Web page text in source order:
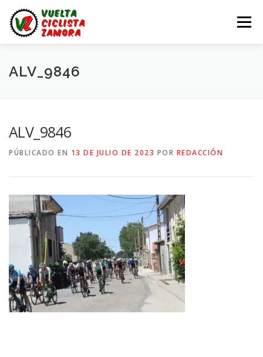
contenido
Menú
LA VUELTA ZAMORA
ALV_9846
ALV_9846
PÚBLICADO EN 13 DE JULIO DE 2023 POR REDACCIÓN